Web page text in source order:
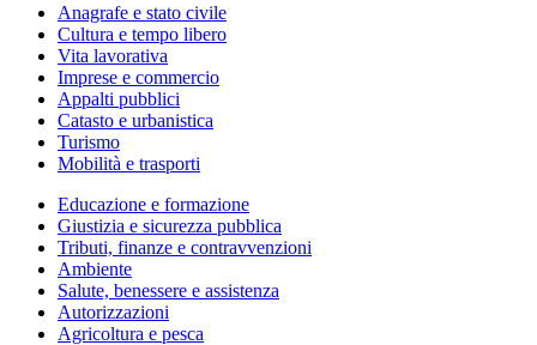
Anagrafe e stato civile
Cultura e tempo libero
Vita lavorativa
Imprese e commercio
Appalti pubblici
Catasto e urbanistica
Turismo
Mobilità e trasporti
Educazione e formazione
Giustizia e sicurezza pubblica
Tributi, finanze e contravvenzioni
Ambiente
Salute, benessere e assistenza
Autorizzazioni
Agricoltura e pesca